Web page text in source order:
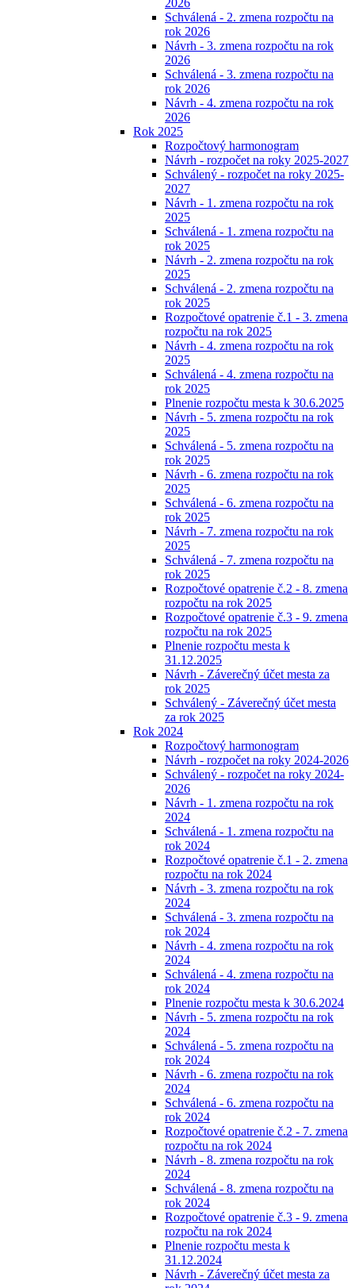
2026
Schválená - 2. zmena rozpočtu na
rok 2026
Návrh - 3. zmena rozpočtu na rok
2026
Schválená - 3. zmena rozpočtu na
rok 2026
Návrh - 4. zmena rozpočtu na rok
2026
Rok 2025
Rozpočtový harmonogram
Návrh - rozpočet na roky 2025-2027
Schválený - rozpočet na roky 2025-
2027
Návrh - 1. zmena rozpočtu na rok
2025
Schválená - 1. zmena rozpočtu na
rok 2025
Návrh - 2. zmena rozpočtu na rok
2025
Schválená - 2. zmena rozpočtu na
rok 2025
Rozpočtové opatrenie č.1 - 3. zmena
rozpočtu na rok 2025
Návrh - 4. zmena rozpočtu na rok
2025
Schválená - 4. zmena rozpočtu na
rok 2025
Plnenie rozpočtu mesta k 30.6.2025
Návrh - 5. zmena rozpočtu na rok
2025
Schválená - 5. zmena rozpočtu na
rok 2025
Návrh - 6. zmena rozpočtu na rok
2025
Schválená - 6. zmena rozpočtu na
rok 2025
Návrh - 7. zmena rozpočtu na rok
2025
Schválená - 7. zmena rozpočtu na
rok 2025
Rozpočtové opatrenie č.2 - 8. zmena
rozpočtu na rok 2025
Rozpočtové opatrenie č.3 - 9. zmena
rozpočtu na rok 2025
Plnenie rozpočtu mesta k
31.12.2025
Návrh - Záverečný účet mesta za
rok 2025
Schválený - Záverečný účet mesta
za rok 2025
Rok 2024
Rozpočtový harmonogram
Návrh - rozpočet na roky 2024-2026
Schválený - rozpočet na roky 2024-
2026
Návrh - 1. zmena rozpočtu na rok
2024
Schválená - 1. zmena rozpočtu na
rok 2024
Rozpočtové opatrenie č.1 - 2. zmena
rozpočtu na rok 2024
Návrh - 3. zmena rozpočtu na rok
2024
Schválená - 3. zmena rozpočtu na
rok 2024
Návrh - 4. zmena rozpočtu na rok
2024
Schválená - 4. zmena rozpočtu na
rok 2024
Plnenie rozpočtu mesta k 30.6.2024
Návrh - 5. zmena rozpočtu na rok
2024
Schválená - 5. zmena rozpočtu na
rok 2024
Návrh - 6. zmena rozpočtu na rok
2024
Schválená - 6. zmena rozpočtu na
rok 2024
Rozpočtové opatrenie č.2 - 7. zmena
rozpočtu na rok 2024
Návrh - 8. zmena rozpočtu na rok
2024
Schválená - 8. zmena rozpočtu na
rok 2024
Rozpočtové opatrenie č.3 - 9. zmena
rozpočtu na rok 2024
Plnenie rozpočtu mesta k
31.12.2024
Návrh - Záverečný účet mesta za